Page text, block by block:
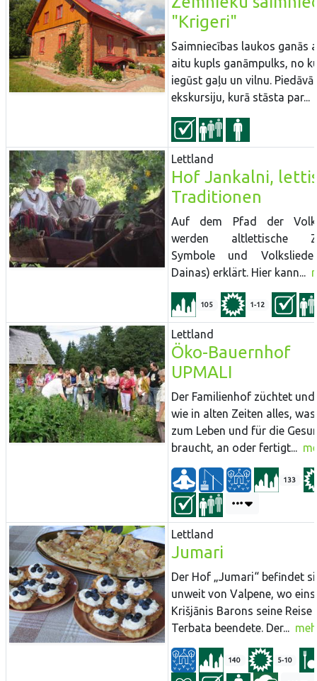
"Krigeri"
Saimniecības laukos ganās
aitu kupls ganāmpulks, no
iegūst gaļu un vilnu. Piedāvā
ekskursiju, kurā stāsta par...
Lettland
Hof Jankalni,
Traditionen
Auf dem Pfad der
werden altlettische
Symbole und
Dainas) erklärt. Hier kann...
105 1-12
Lettland
Öko-Bauernhof
UPMALI
Der Familienhof züchtet
wie in alten Zeiten alles,
zum Leben und für die
braucht, an oder fertigt...
133
Lettland
Jumari
Der Hof „Jumari“ befindet
unweit von Valpene, wo
Krišjānis Barons seine Reise
Terbata beendete. Der...
140 5-10